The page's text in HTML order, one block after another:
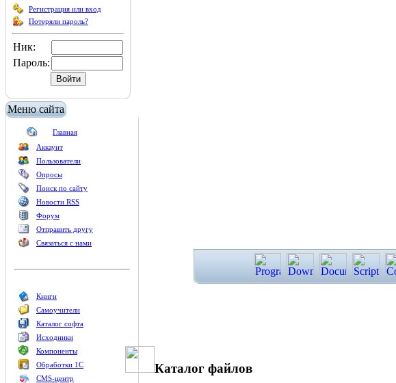
Регистрация или вход
Потеряли пароль?
Ник:
Пароль:
Меню сайта
Главная
Аккаунт
Пользователи
Опросы
Поиск по сайту
Новости RSS
Форум
Отправить другу
Связаться с нами
Книги
Самоучители
Каталог софта
Исходники
Компоненты
Обработки 1С
CMS-центр
Каталог файлов